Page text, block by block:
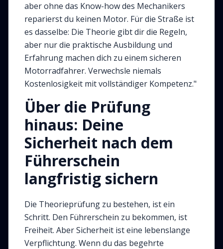
aber ohne das Know-how des Mechanikers
reparierst du keinen Motor. Für die Straße ist
es dasselbe: Die Theorie gibt dir die Regeln,
aber nur die praktische Ausbildung und
Erfahrung machen dich zu einem sicheren
Motorradfahrer. Verwechsle niemals
Kostenlosigkeit mit vollständiger Kompetenz."
Über die Prüfung
hinaus: Deine
Sicherheit nach dem
Führerschein
langfristig sichern
Die Theorieprüfung zu bestehen, ist ein
Schritt. Den Führerschein zu bekommen, ist
Freiheit. Aber Sicherheit ist eine lebenslange
Verpflichtung. Wenn du das begehrte